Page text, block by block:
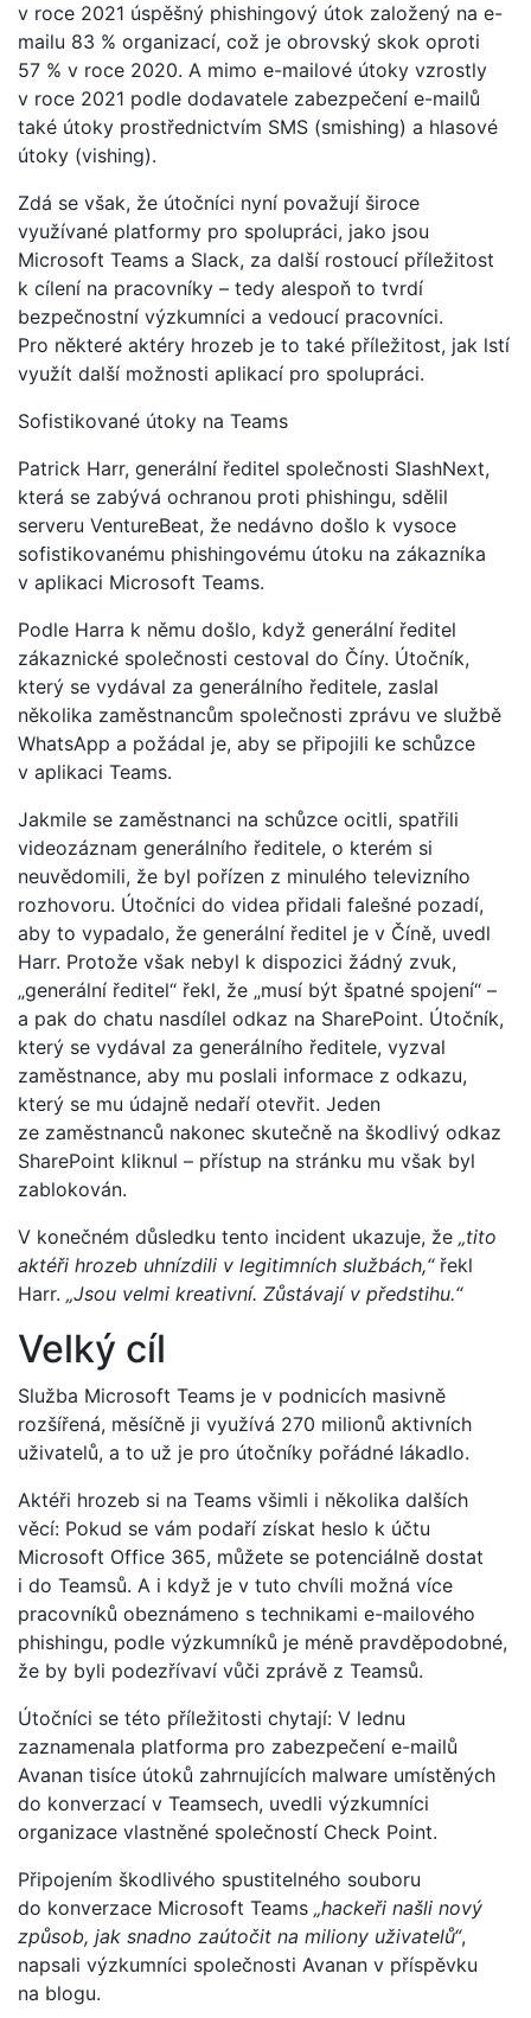
v roce 2021 úspěšný phishingový útok založený na e-
mailu 83 % organizací, což je obrovský skok oproti
57 % v roce 2020. A mimo e-mailové útoky vzrostly
v roce 2021 podle dodavatele zabezpečení e-mailů
také útoky prostřednictvím SMS (smishing) a hlasové
útoky (vishing).
Zdá se však, že útočníci nyní považují široce
využívané platformy pro spolupráci, jako jsou
Microsoft Teams a Slack, za další rostoucí příležitost
k cílení na pracovníky – tedy alespoň to tvrdí
bezpečnostní výzkumníci a vedoucí pracovníci.
Pro některé aktéry hrozeb je to také příležitost, jak lstí
využít další možnosti aplikací pro spolupráci.
Sofistikované útoky na Teams
Patrick Harr, generální ředitel společnosti SlashNext,
která se zabývá ochranou proti phishingu, sdělil
serveru VentureBeat, že nedávno došlo k vysoce
sofistikovanému phishingovému útoku na zákazníka
v aplikaci Microsoft Teams.
Podle Harra k němu došlo, když generální ředitel
zákaznické společnosti cestoval do Číny. Útočník,
který se vydával za generálního ředitele, zaslal
několika zaměstnancům společnosti zprávu ve službě
WhatsApp a požádal je, aby se připojili ke schůzce
v aplikaci Teams.
Jakmile se zaměstnanci na schůzce ocitli, spatřili
videozáznam generálního ředitele, o kterém si
neuvědomili, že byl pořízen z minulého televizního
rozhovoru. Útočníci do videa přidali falešné pozadí,
aby to vypadalo, že generální ředitel je v Číně, uvedl
Harr. Protože však nebyl k dispozici žádný zvuk,
„generální ředitel“ řekl, že „musí být špatné spojení“ –
a pak do chatu nasdílel odkaz na SharePoint. Útočník,
který se vydával za generálního ředitele, vyzval
zaměstnance, aby mu poslali informace z odkazu,
který se mu údajně nedaří otevřit. Jeden
ze zaměstnanců nakonec skutečně na škodlivý odkaz
SharePoint kliknul – přístup na stránku mu však byl
zablokován.
V konečném důsledku tento incident ukazuje, že „tito
aktéři hrozeb uhnízdili v legitimních službách,“řekl
Harr. „Jsou velmi kreativní. Zůstávají v předstihu.“
Velký cíl
Služba Microsoft Teams je v podnicích masivně
rozšířená, měsíčně ji využívá 270 milionů aktivních
uživatelů, a to už je pro útočníky pořádné lákadlo.
Aktéři hrozeb si na Teams všimli i několika dalších
věcí: Pokud se vám podaří získat heslo k účtu
Microsoft Office 365, můžete se potenciálně dostat
i do Teamsů. A i když je v tuto chvíli možná více
pracovníků obeznámeno s technikami e-mailového
phishingu, podle výzkumníků je méně pravděpodobné,
že by byli podezřívaví vůči zprávě z Teamsů.
Útočníci se této příležitosti chytají: V lednu
zaznamenala platforma pro zabezpečení e-mailů
Avanan tisíce útoků zahrnujících malware umístěných
do konverzací v Teamsech, uvedli výzkumníci
organizace vlastněné společností Check Point.
Připojením škodlivého spustitelného souboru
do konverzace Microsoft Teams „hackeři našli nový
způsob, jak snadno zaútočit na miliony uživatelů“,
napsali výzkumníci společnosti Avanan v příspěvku
na blogu.